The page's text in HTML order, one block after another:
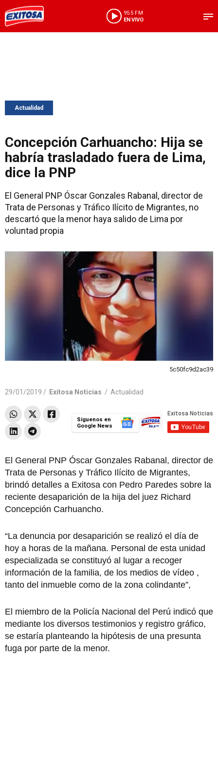
95.5 FM
EN VIVO
Actualidad
Concepción Carhuancho: Hija se
habría trasladado fuera de Lima,
dice la PNP
El General PNP Óscar Gonzales Rabanal, director de
Trata de Personas y Tráfico Ilícito de Migrantes, no
descartó que la menor haya salido de Lima por
voluntad propia
5c50fc9d2ac39
29/01/2019 / Exitosa Noticias / Actualidad
Síguenos en
Google News
El General PNP Óscar Gonzales Rabanal, director de
Trata de Personas y Tráfico Ilícito de Migrantes,
brindó detalles a Exitosa con Pedro Paredes sobre la
reciente desaparición de la hija del juez Richard
Concepción Carhuancho.
“La denuncia por desaparición se realizó el día de
hoy a horas de la mañana. Personal de esta unidad
especializada se constituyó al lugar a recoger
información de la familia, de los medios de vídeo ,
tanto del inmueble como de la zona colindante”,
El miembro de la Policía Nacional del Perú indicó que
mediante los diversos testimonios y registro gráfico,
se estaría planteando la hipótesis de una presunta
fuga por parte de la menor.